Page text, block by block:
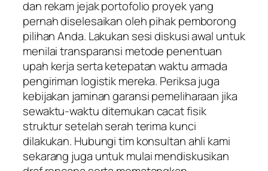
dan rekam jejak portofolio proyek yang
pernah diselesaikan oleh pihak pemborong
pilihan Anda. Lakukan sesi diskusi awal untuk
menilai transparansi metode penentuan
upah kerja serta ketepatan waktu armada
pengiriman logistik mereka. Periksa juga
kebijakan jaminan garansi pemeliharaan jika
sewaktu-waktu ditemukan cacat fisik
struktur setelah serah terima kunci
dilakukan. Hubungi tim konsultan ahli kami
sekarang juga untuk mulai mendiskusikan